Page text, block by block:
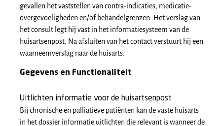
gevallen het vaststellen van contra-indicaties, medicatie-
overgevoeligheden en/of behandelgrenzen. Het verslag van
het consult legt hij vast in het informatiesysteem van de
huisartsenpost. Na afsluiten van het contact verstuurt hij een
waarneemverslag naar de huisarts.
Gegevens en Functionaliteit
Uitlichten informatie voor de huisartsenpost
Bij chronische en palliatieve patiënten kan de vaste huisarts
in het dossier informatie uitlichten die relevant is wanneer de